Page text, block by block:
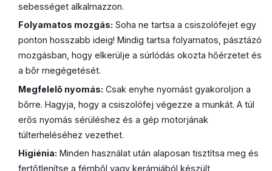
sebességet alkalmazzon.
Folyamatos mozgás: Soha ne tartsa a csiszolófejet egy
ponton hosszabb ideig! Mindig tartsa folyamatos, pásztázó
mozgásban, hogy elkerülje a súrlódás okozta hőérzetet és
a bőr megégetését.
Megfelelő nyomás: Csak enyhe nyomást gyakoroljon a
bőrre. Hagyja, hogy a csiszolófej végezze a munkát. A túl
erős nyomás sérüléshez és a gép motorjának
túlterheléséhez vezethet.
Higiénia: Minden használat után alaposan tisztítsa meg és
fertőtlenítse a fémből vagy kerámiából készült